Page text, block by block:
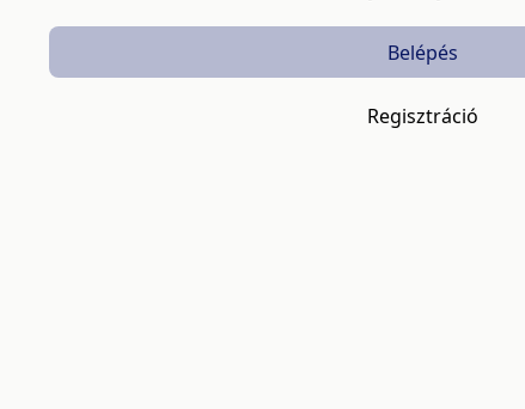
Belépés
Regisztráció